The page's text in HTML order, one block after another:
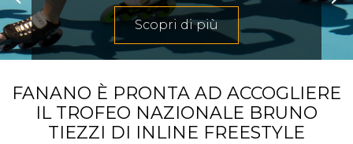
Scopri di più
FANANO È PRONTA AD ACCOGLIERE
IL TROFEO NAZIONALE BRUNO
TIEZZI DI INLINE FREESTYLE